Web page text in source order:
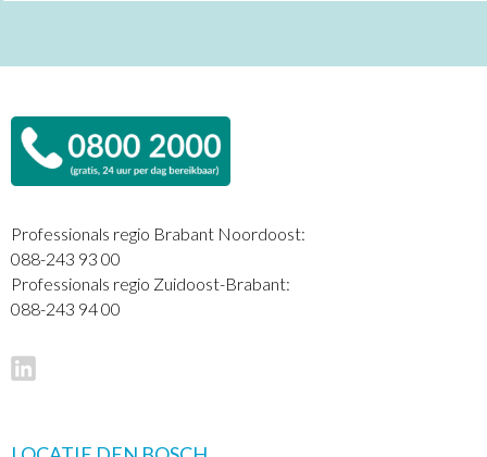
Professionals regio Brabant Noordoost:
088-243 93 00
Professionals regio Zuidoost-Brabant:
088-243 94 00